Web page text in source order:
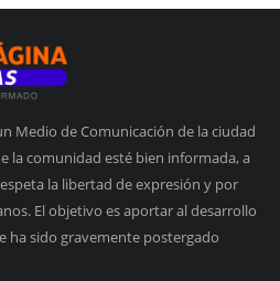
Medio de Comunicación de la ciudad
la comunidad esté bien informada, a
la libertad de expresión y por
El objetivo es aportar al desarrollo
ha sido gravemente postergado